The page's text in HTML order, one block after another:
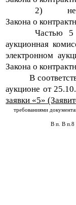
2)
Закона о
Частью 5
аукционная
электронном
Закона о
В
аукционе от
заявки «5»
требованиями
В п. В п.8